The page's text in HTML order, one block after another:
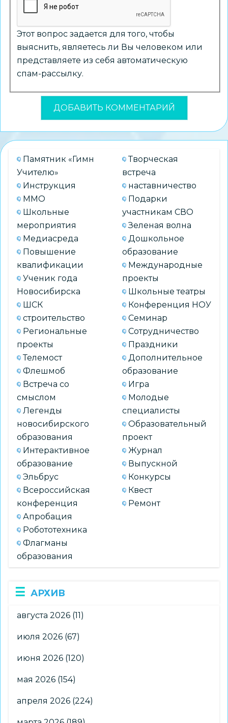
Этот вопрос задается для того, чтобы
выяснить, являетесь ли Вы человеком или
представляете из себя автоматическую
спам-рассылку.
Памятник «Гимн
Учителю»
Инструкция
ММО
Школьные
мероприятия
Медиасреда
Повышение
квалификации
Ученик года
Новосибирска
ШСК
строительство
Региональные
проекты
Телемост
Флешмоб
Встреча со
смыслом
Легенды
новосибирского
образования
Интерактивное
образование
Эльбрус
Всероссийская
конференция
Апробация
Робототехника
Флагманы
образования
Творческая
встреча
наставничество
Подарки
участникам СВО
Зеленая волна
Дошкольное
образование
Международные
проекты
Школьные театры
Конференция НОУ
Семинар
Сотрудничество
Праздники
Дополнительное
образование
Игра
Молодые
специалисты
Образовательный
проект
Журнал
Выпускной
Конкурсы
Квест
Ремонт
АРХИВ
августа 2026 (11)
июля 2026 (67)
июня 2026 (120)
мая 2026 (154)
апреля 2026 (224)